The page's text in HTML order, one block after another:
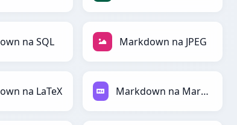
na SQL Markdown na JPEG
na LaTeX Markdown na Markdown